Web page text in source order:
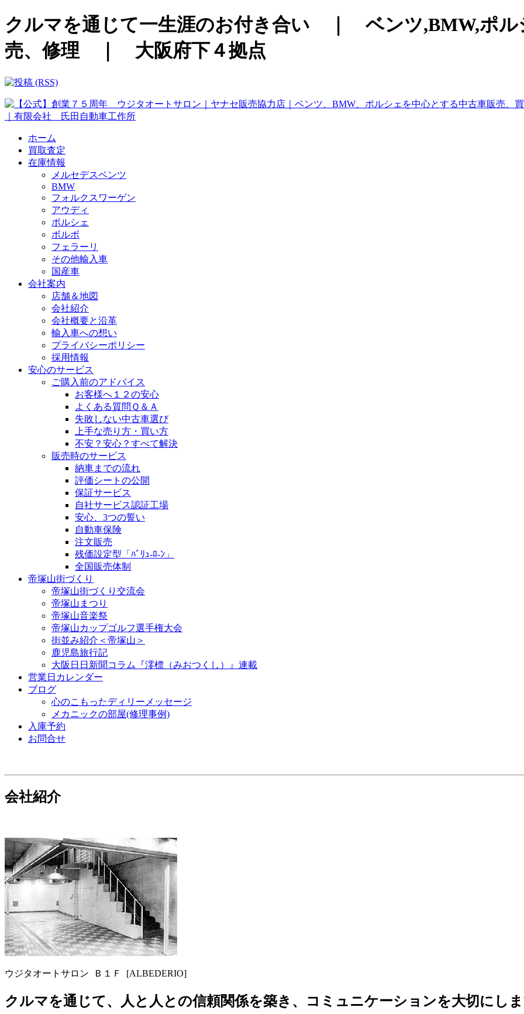
クルマを通じて一生涯のお付き合い ｜ ベンツ,BMW,ポル
売、修理 ｜ 大阪府下４拠点
ホーム
買取査定
在庫情報
メルセデスベンツ
BMW
フォルクスワーゲン
アウディ
ポルシェ
ボルボ
フェラーリ
その他輸入車
国産車
会社案内
店舗＆地図
会社紹介
会社概要と沿革
輸入車への想い
プライバシーポリシー
採用情報
安心のサービス
ご購入前のアドバイス
お客様へ１２の安心
よくある質問Ｑ＆Ａ
失敗しない中古車選び
上手な売り方・買い方
不安？安心？すべて解決
販売時のサービス
納車までの流れ
評価シートの公開
保証サービス
自社サービス認証工場
安心、3つの誓い
自動車保険
注文販売
残価設定型「ﾊﾞﾘｭ-ﾛ-ﾝ」
全国販売体制
帝塚山街づくり
帝塚山街づくり交流会
帝塚山まつり
帝塚山音楽祭
帝塚山カップゴルフ選手権大会
街並み紹介＜帝塚山＞
鹿児島旅行記
大阪日日新聞コラム『澪標（みおつくし）』連載
営業日カレンダー
ブログ
心のこもったディリーメッセージ
メカニックの部屋(修理事例)
入庫予約
お問合せ
会社紹介
ウジタオートサロン Ｂ１Ｆ [ALBEDERIO]
クルマを通じて、人と人との信頼関係を築き、コミュニケーションを大切にし